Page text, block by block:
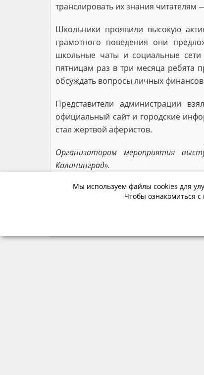
транслировать их знания читателям
Школьники проявили высокую
грамотного поведения они
школьные чаты и социальные
пятницам раз в три месяца ребята
обсуждать вопросы личных
Представители администрации
официальный сайт и городские
стал жертвой аферистов.
Организатором мероприятия
Калининград».
Мы используем файлы cookies для
Чтобы ознакомиться